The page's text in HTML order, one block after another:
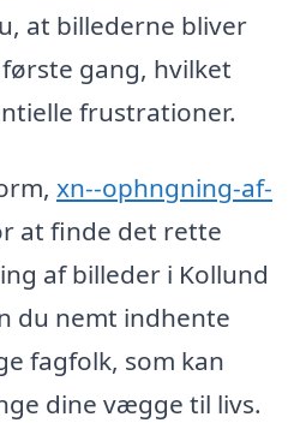
at billederne bliver
gang, hvilket
frustrationer.
xn--ophngning-af-
at finde det rette
af billeder i Kollund
du nemt indhente
fagfolk, som kan
dine vægge til livs.